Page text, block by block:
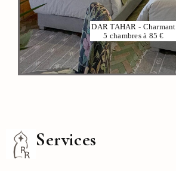
DAR TAHAR - Charmant
5 chambres à 85 €
Services